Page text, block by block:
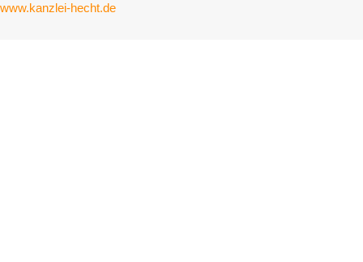
www.kanzlei-hecht.de